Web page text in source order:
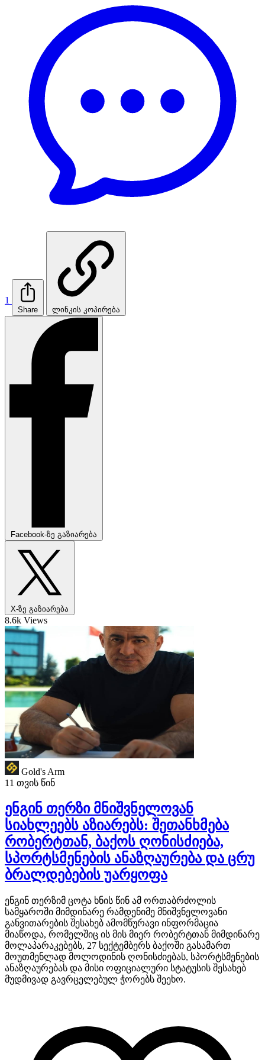
1
Share ლინკის კოპირება
Facebook-ზე გაზიარება
X-ზე გაზიარება
8.6k Views
Gold's Arm
11 თვის წინ
ენგინ თერზი მნიშვნელოვან
სიახლეებს აზიარებს: შეთანხმება
რობერტთან, ბაქოს ღონისძიება,
სპორტსმენების ანაზღაურება და ცრუ
ბრალდებების უარყოფა
ენგინ თერზიმ ცოტა ხნის წინ ამ ორთაბრძოლის
სამყაროში მიმდინარე რამდენიმე მნიშვნელოვანი
განვითარების შესახებ ამომწურავი ინფორმაცია
მიაწოდა, რომელშიც ის მის მიერ რობერტთან მიმდინარე
მოლაპარაკებებს, 27 სექტემბერს ბაქოში გასამართ
მოუთმენლად მოლოდინის ღონისძიებას, სპორტსმენების
ანაზღაურებას და მისი ოფიციალური სტატუსის შესახებ
მუდმივად გავრცელებულ ჭორებს შეეხო.